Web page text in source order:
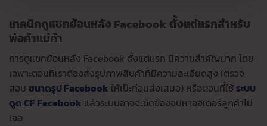
เทคนิคดูแชทย้อนหลัง Facebook ตั้งแต่แรกสำหรับ
พ่อค้าแม่ค้า
การดูแชทย้อนหลัง Facebook ตั้งแต่แรก มีความสำคัญมาก โดย
เฉพาะตอนที่เราต้องส่งรูปภาพสินค้าที่มีความละเอียดสูง (ตรวจ
สอบ ขนาดรูป Facebook ให้เป๊ะก่อนส่งเสมอ) หรือตอนที่ใช้ระบบ
ดูด CF Facebook แล้วระบบอาจจะขัดข้องจนหาออเดอร์ลูกค้าไม่
เจอ